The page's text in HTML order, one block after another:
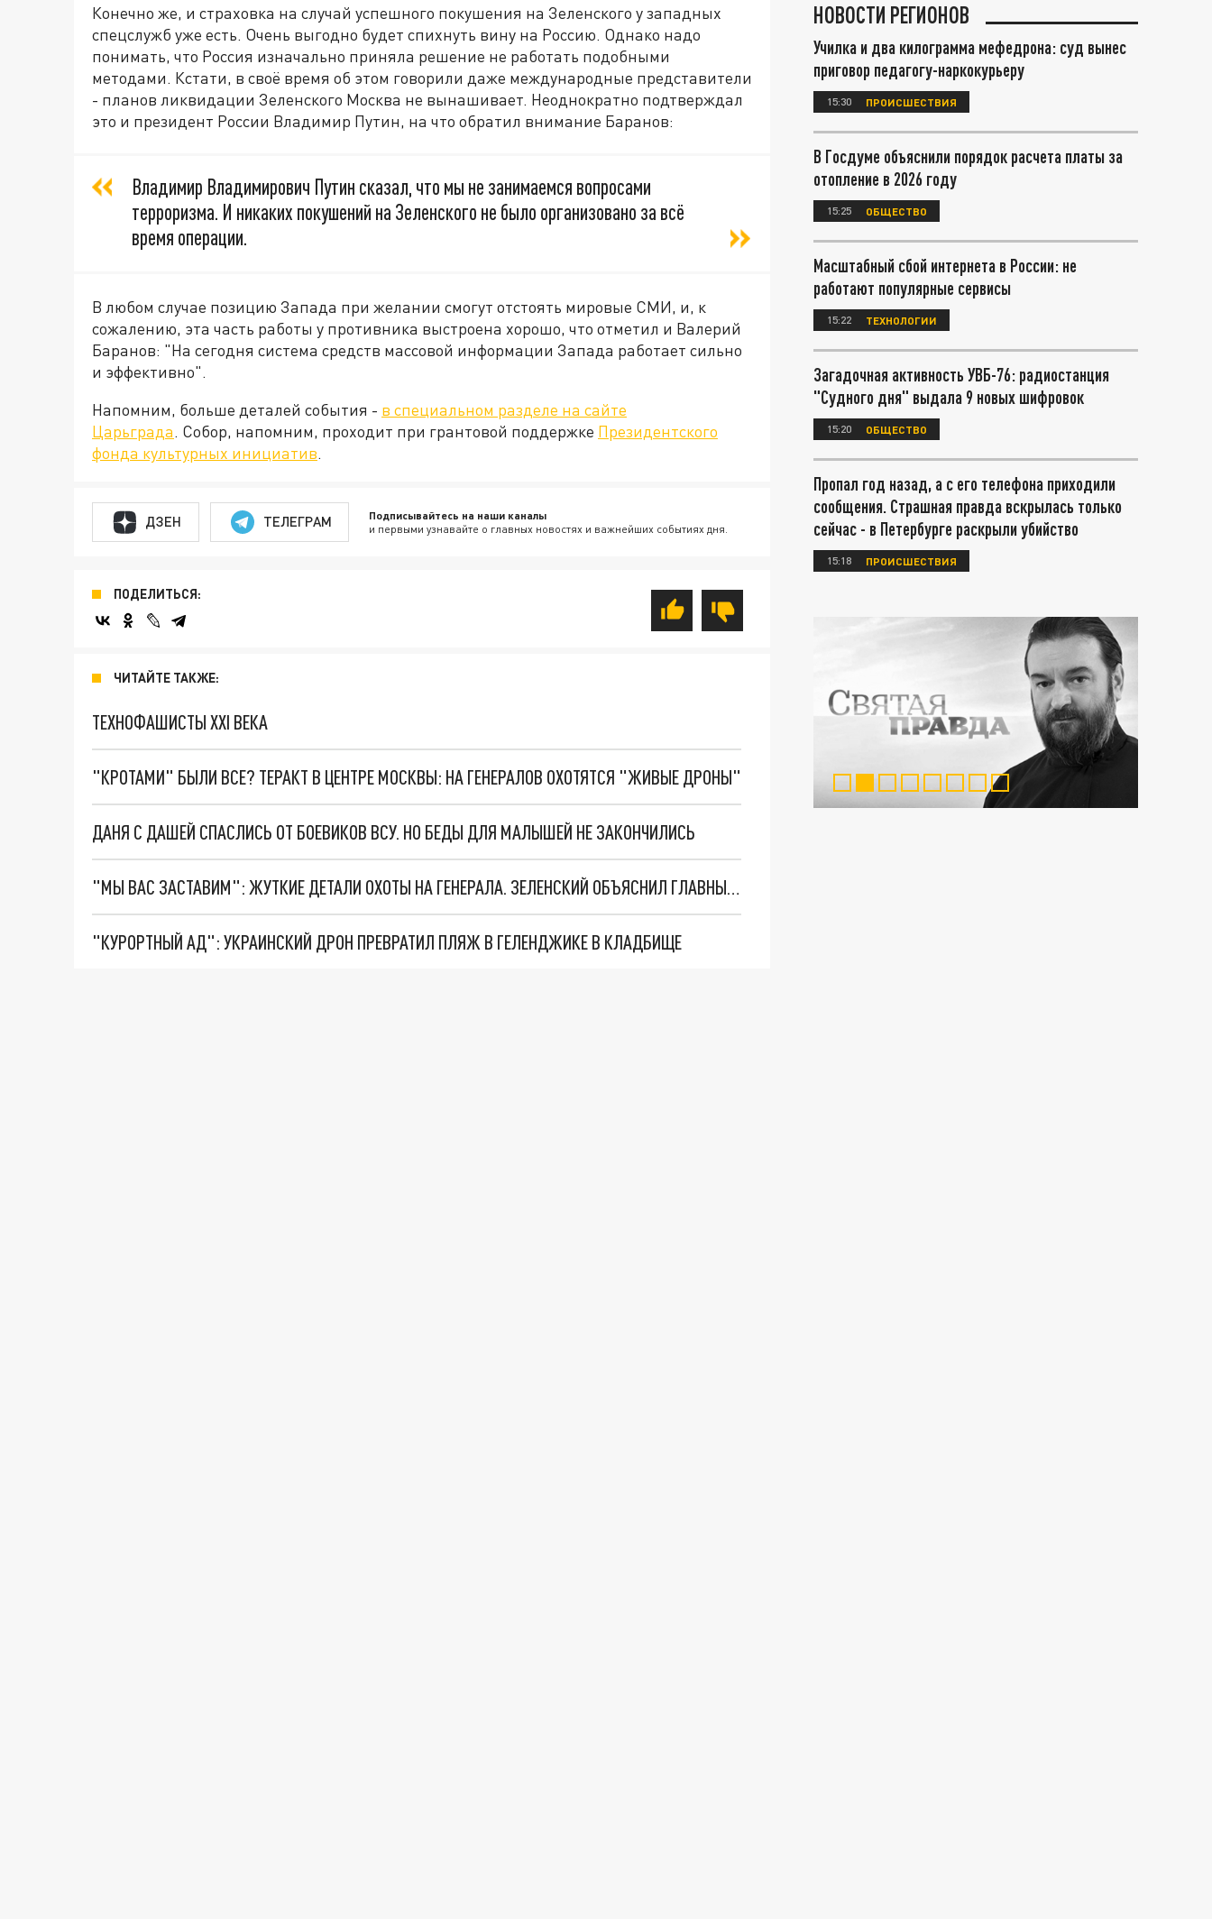
Конечно же, и страховка на случай успешного покушения на Зеленского у западных
спецслужб уже есть. Очень выгодно будет спихнуть вину на Россию. Однако надо
понимать, что Россия изначально приняла решение не работать подобными
методами. Кстати, в своё время об этом говорили даже международные представители
- планов ликвидации Зеленского Москва не вынашивает. Неоднократно подтверждал
это и президент России Владимир Путин, на что обратил внимание Баранов:
Владимир Владимирович Путин сказал, что мы не занимаемся вопросами
терроризма. И никаких покушений на Зеленского не было организовано за всё
время операции.
В любом случае позицию Запада при желании смогут отстоять мировые СМИ, и, к
сожалению, эта часть работы у противника выстроена хорошо, что отметил и Валерий
Баранов: "На сегодня система средств массовой информации Запада работает сильно
и эффективно".
Напомним, больше деталей события - в специальном разделе на сайте
Царьграда. Собор, напомним, проходит при грантовой поддержке Президентского
фонда культурных инициатив.
ДЗЕН ТЕЛЕГРАМ Подписывайтесь на наши каналы
и первыми узнавайте о главных новостях и важнейших событиях дня.
ПОДЕЛИТЬСЯ:
ЧИТАЙТЕ ТАКЖЕ:
ТЕХНОФАШИСТЫ XXI ВЕКА
"КРОТАМИ" БЫЛИ ВСЕ? ТЕРАКТ В ЦЕНТРЕ МОСКВЫ: НА ГЕНЕРАЛОВ ОХОТЯТСЯ "ЖИВЫЕ ДРОНЫ"
ДАНЯ С ДАШЕЙ СПАСЛИСЬ ОТ БОЕВИКОВ ВСУ. НО БЕДЫ ДЛЯ МАЛЫШЕЙ НЕ ЗАКОНЧИЛИСЬ
"МЫ ВАС ЗАСТАВИМ": ЖУТКИЕ ДЕТАЛИ ОХОТЫ НА ГЕНЕРАЛА. ЗЕЛЕНСКИЙ ОБЪЯСНИЛ ГЛАВНЫЙ СМЫСЛ ТЕРАКТА В ЦЕНТРЕ МОСКВЫ
"КУРОРТНЫЙ АД": УКРАИНСКИЙ ДРОН ПРЕВРАТИЛ ПЛЯЖ В ГЕЛЕНДЖИКЕ В КЛАДБИЩЕ
НОВОСТИ РЕГИОНОВ
Училка и два килограмма мефедрона: суд вынес
приговор педагогу-наркокурьеру
15:30 ПРОИСШЕСТВИЯ
В Госдуме объяснили порядок расчета платы за
отопление в 2026 году
15:25 ОБЩЕСТВО
Масштабный сбой интернета в России: не
работают популярные сервисы
15:22 ТЕХНОЛОГИИ
Загадочная активность УВБ-76: радиостанция
"Судного дня" выдала 9 новых шифровок
15:20 ОБЩЕСТВО
Пропал год назад, а с его телефона приходили
сообщения. Страшная правда вскрылась только
сейчас - в Петербурге раскрыли убийство
15:18 ПРОИСШЕСТВИЯ